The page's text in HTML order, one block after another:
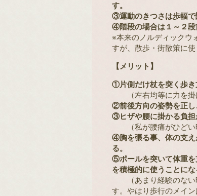
す。
③運動のきつさは歩幅で
④階段の場合は１～２段
※本来のノルディックウ
すが、散歩・街散策に
【メリット】
①片側だけ杖を突く歩き
（左右均等に力を掛
②前後方向の姿勢を正し
③ヒザや腰に掛かる負担
（私が腰痛がひどい
④胸を張る事、体の支え
る。
⑤ポールを突いて体重を
を積極的に使うことにな
（あまり経験のない
す。やはり歩行のメイ